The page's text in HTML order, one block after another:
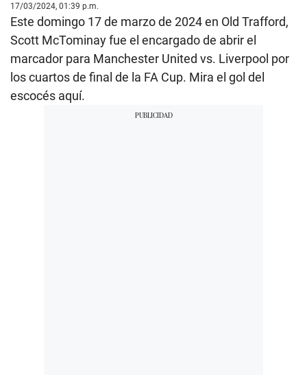
17/03/2024, 01:39 p.m.
Este domingo 17 de marzo de 2024 en Old Trafford,
Scott McTominay fue el encargado de abrir el
marcador para Manchester United vs. Liverpool por
los cuartos de final de la FA Cup. Mira el gol del
escocés aquí.